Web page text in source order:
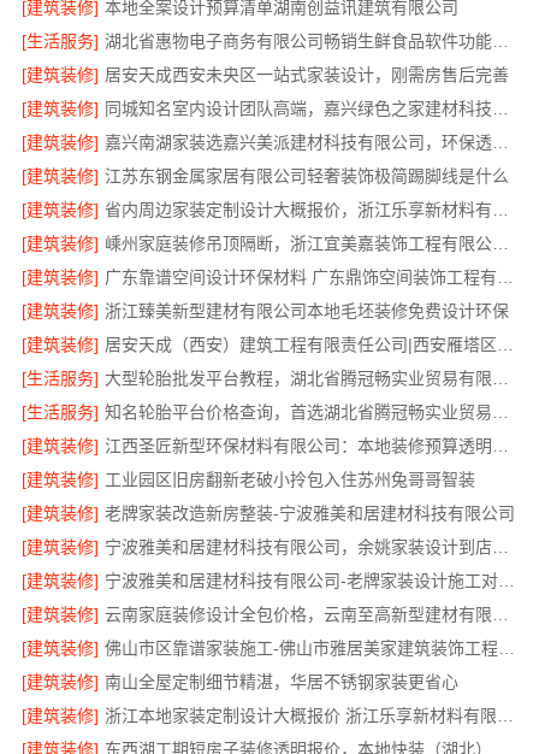
[建筑装修] 本地全案设计预算清单湖南创益讯建筑有限公司
[生活服务]
湖北省惠物电子商务有限公司畅销生鲜食品软件功能解析
[建筑装修] 居安天成西安未央区一站式家装设计，刚需房售后完善
[建筑装修]
[建筑装修]
嘉兴南湖家装选嘉兴美派建材科技有限公司，环保透明报价
[建筑装修] 江苏东钢金属家居有限公司轻奢装饰极简踢脚线是什么
[建筑装修]
[建筑装修]
嵊州家庭装修吊顶隔断，浙江宜美嘉装饰工程有限公司专业服务
[建筑装修]
[建筑装修] 浙江臻美新型建材有限公司本地毛坯装修免费设计环保
[建筑装修]
[生活服务]
[生活服务]
[建筑装修]
[建筑装修] 工业园区旧房翻新老破小拎包入住苏州兔哥哥智装
[建筑装修] 老牌家装改造新房整装-宁波雅美和居建材科技有限公司
[建筑装修]
宁波雅美和居建材科技有限公司，余姚家装设计到店咨询
[建筑装修]
宁波雅美和居建材科技有限公司-老牌家装设计施工对接渠道
[建筑装修]
[建筑装修]
佛山市区靠谱家装施工-佛山市雅居美家建筑装饰工程有限公司
[建筑装修] 南山全屋定制细节精湛，华居不锈钢家装更省心
[建筑装修]
[建筑装修]